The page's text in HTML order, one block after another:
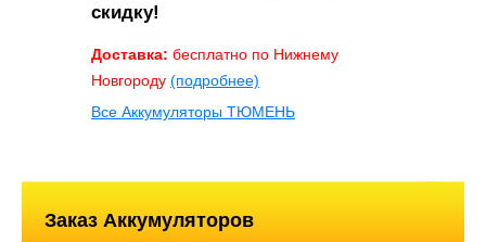
скидку!
Доставка: бесплатно по Нижнему
Новгороду (подробнее)
Все Аккумуляторы ТЮМЕНЬ
Заказ Аккумуляторов